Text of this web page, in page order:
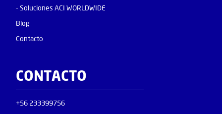
- Soluciones ACI WORLDWIDE
Blog
Contacto
CONTACTO
+56 233399756